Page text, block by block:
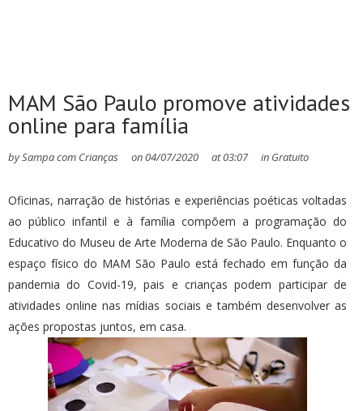
MAM São Paulo promove atividades
online para família
bySampa com Crianças on04/07/2020 at03:07 in Gratuito
Oficinas, narração de histórias e experiências poéticas voltadas
ao público infantil e à família compõem a programação do
Educativo do Museu de Arte Moderna de São Paulo. Enquanto o
espaço físico do MAM São Paulo está fechado em função da
pandemia do Covid-19, pais e crianças podem participar de
atividades online nas mídias sociais e também desenvolver as
ações propostas juntos, em casa.